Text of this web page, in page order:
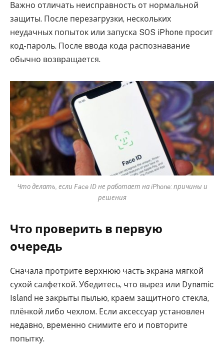
Важно отличать неисправность от нормальной
защиты. После перезагрузки, нескольких
неудачных попыток или запуска SOS iPhone просит
код-пароль. После ввода кода распознавание
обычно возвращается.
Что делать, если Face ID не работает на iPhone: причины и
решения
Что проверить в первую
очередь
Сначала протрите верхнюю часть экрана мягкой
сухой салфеткой. Убедитесь, что вырез или Dynamic
Island не закрыты пылью, краем защитного стекла,
плёнкой либо чехлом. Если аксессуар установлен
недавно, временно снимите его и повторите
попытку.